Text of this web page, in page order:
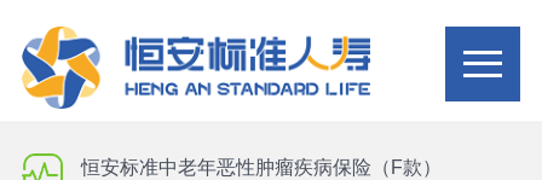
恒安标准中老年恶性肿瘤疾病保险（F款）